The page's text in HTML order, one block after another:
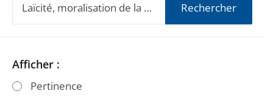
Rechercher
Passer
les
Passer
les
Afficher :
Pertinence